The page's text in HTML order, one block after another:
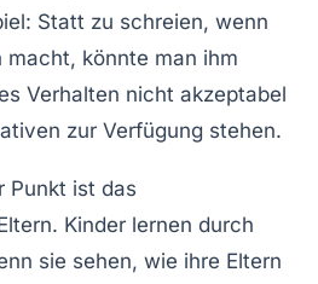
Statt zu schreien, wenn
könnte man ihm
Verhalten nicht akzeptabel
zur Verfügung stehen.
Punkt ist das
Kinder lernen durch
sie sehen, wie ihre Eltern